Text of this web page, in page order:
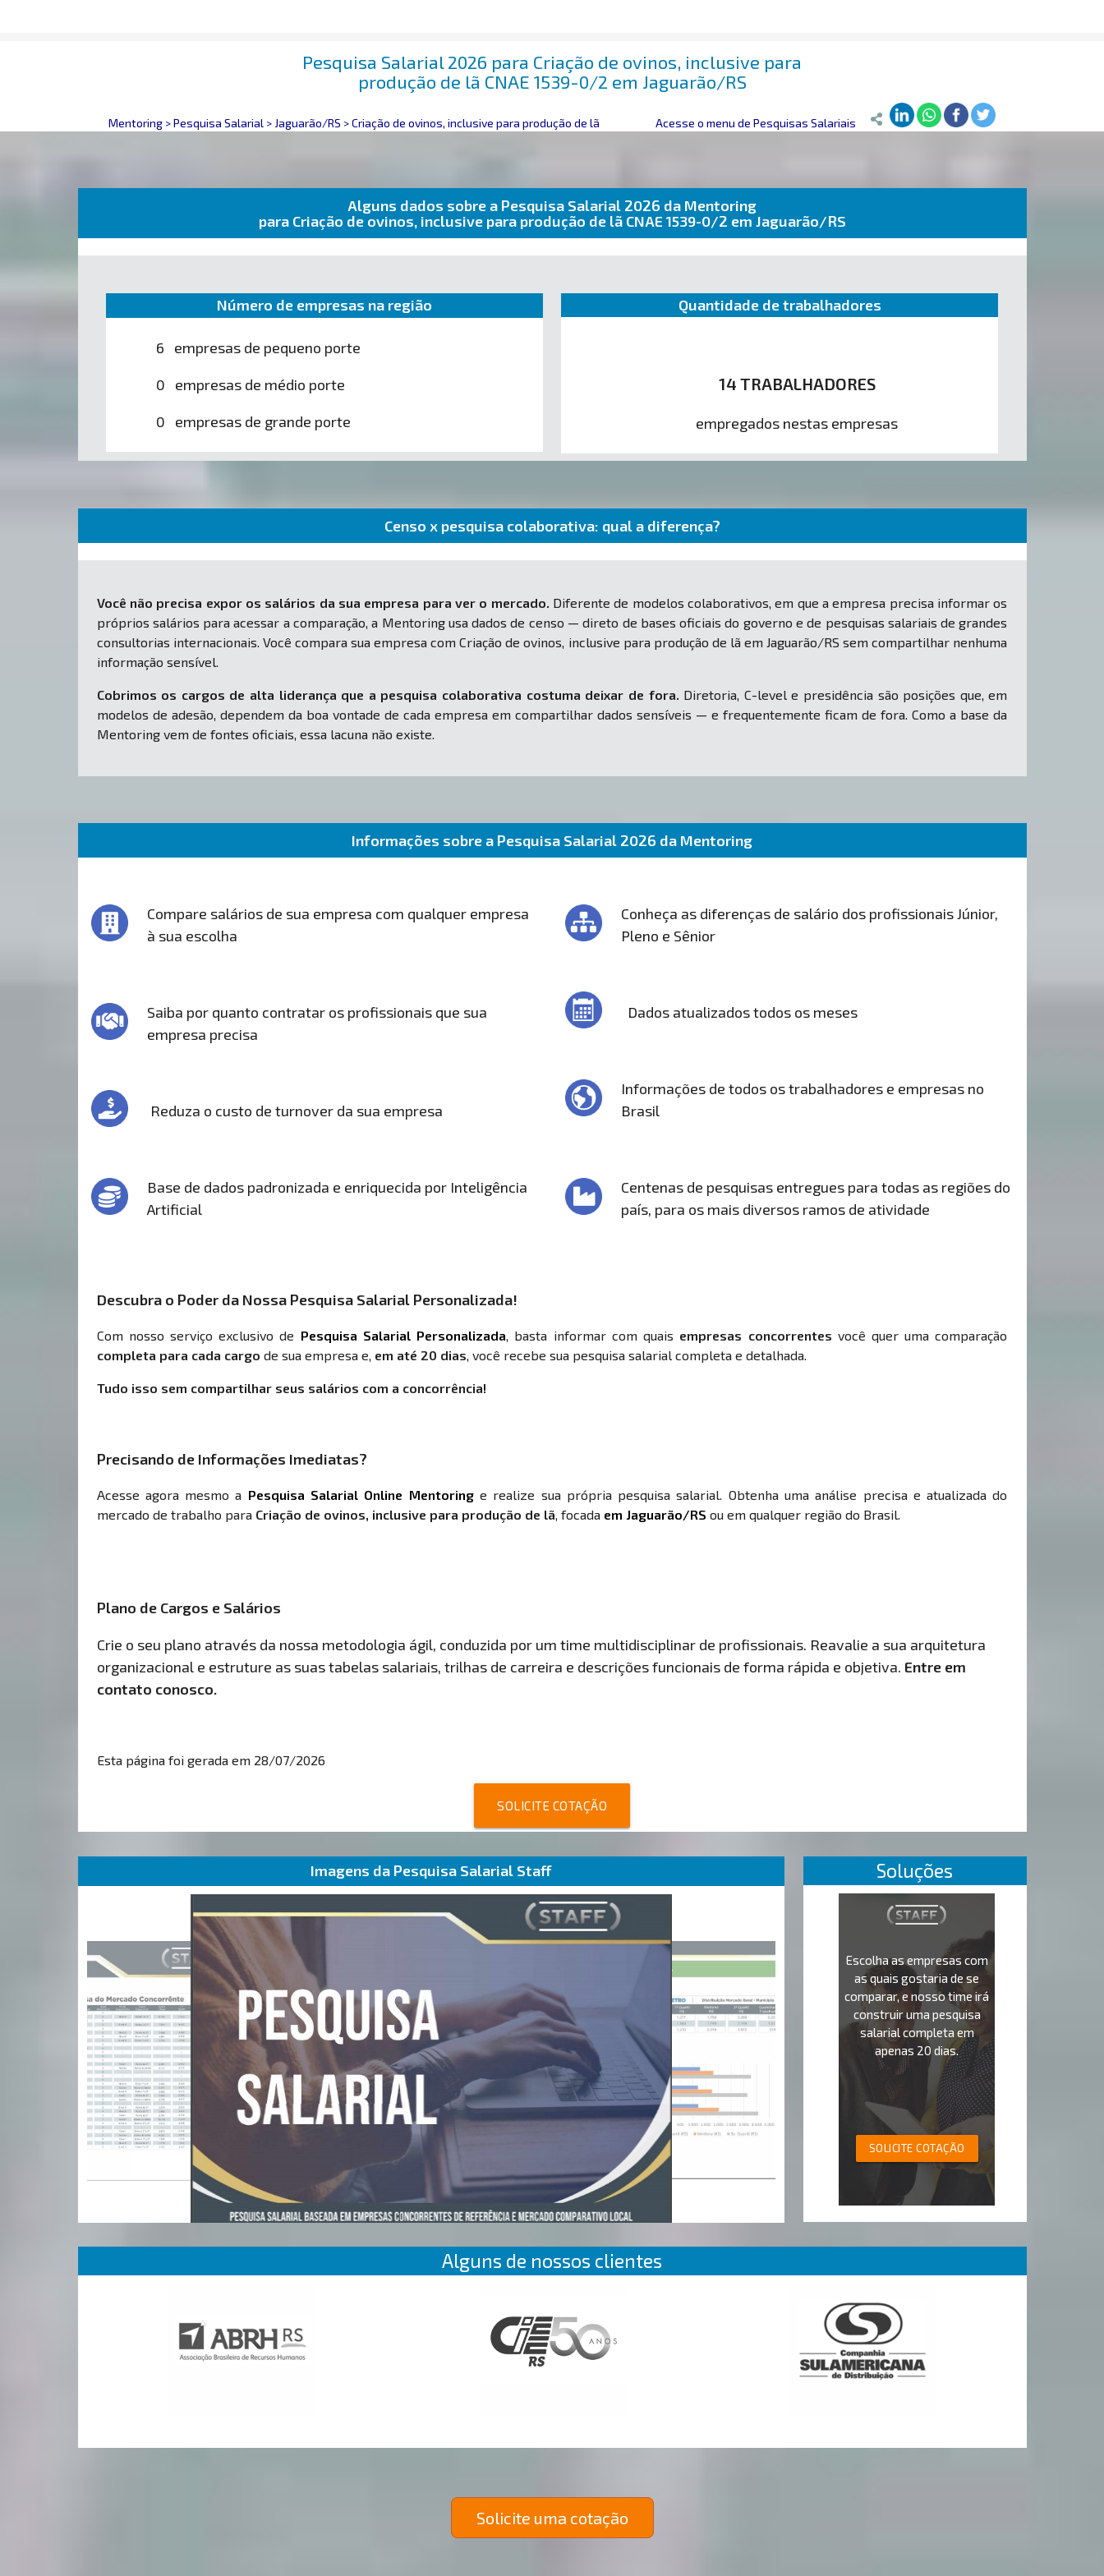
Pesquisa Salarial 2026 para Criação de ovinos, inclusive para
produção de lã CNAE 1539-0/2 em Jaguarão/RS
Mentoring >Pesquisa Salarial > Jaguarão/RS >Criação de ovinos, inclusive para produção de lã Acesse o menu de Pesquisas Salariais
Alguns dados sobre a Pesquisa Salarial 2026 da Mentoring
para Criação de ovinos, inclusive para produção de lã CNAE 1539-0/2 em Jaguarão/RS
Número de empresas na região
6 empresas de pequeno porte
0 empresas de médio porte
0 empresas de grande porte
Quantidade de trabalhadores
14 TRABALHADORES
empregados nestas empresas
Censo x pesquisa colaborativa: qual a diferença?
Você não precisa expor os salários da sua empresa para ver o mercado. Diferente de modelos colaborativos, em que a empresa precisa informar os
próprios salários para acessar a comparação, a Mentoring usa dados de censo — direto de bases oficiais do governo e de pesquisas salariais de grandes
consultorias internacionais. Você compara sua empresa com Criação de ovinos, inclusive para produção de lã em Jaguarão/RS sem compartilhar nenhuma
informação sensível.
Cobrimos os cargos de alta liderança que a pesquisa colaborativa costuma deixar de fora. Diretoria, C-level e presidência são posições que, em
modelos de adesão, dependem da boa vontade de cada empresa em compartilhar dados sensíveis — e frequentemente ficam de fora. Como a base da
Mentoring vem de fontes oficiais, essa lacuna não existe.
Informações sobre a Pesquisa Salarial 2026 da Mentoring
Compare salários de sua empresa com qualquer empresa
à sua escolha
Saiba por quanto contratar os profissionais que sua
empresa precisa
Reduza o custo de turnover da sua empresa
Base de dados padronizada e enriquecida por Inteligência
Artificial
Conheça as diferenças de salário dos profissionais Júnior,
Pleno e Sênior
Dados atualizados todos os meses
Informações de todos os trabalhadores e empresas no
Brasil
Centenas de pesquisas entregues para todas as regiões do
país, para os mais diversos ramos de atividade
Descubra o Poder da Nossa Pesquisa Salarial Personalizada!
Com nosso serviço exclusivo de Pesquisa Salarial Personalizada , basta informar com quais empresas concorrentes você quer uma comparação
completa para cada cargo de sua empresa e, em até 20 dias , você recebe sua pesquisa salarial completa e detalhada.
Tudo isso sem compartilhar seus salários com a concorrência!
Precisando de Informações Imediatas?
Acesse agora mesmo a Pesquisa Salarial Online Mentoringe realize sua própria pesquisa salarial. Obtenha uma análise precisa e atualizada do
mercado de trabalho para Criação de ovinos, inclusive para produção de lã , focada em Jaguarão/RS ou em qualquer região do Brasil.
Plano de Cargos e Salários
Crie o seu plano através da nossa metodologia ágil, conduzida por um time multidisciplinar de profissionais. Reavalie a sua arquitetura
organizacional e estruture as suas tabelas salariais, trilhas de carreira e descrições funcionais de forma rápida e objetiva. Entre em
contato conosco.
Esta página foi gerada em 28/07/2026
SOLICITE COTAÇÃO
Imagens da Pesquisa Salarial Staff Soluções
Escolha as empresas com
as quais gostaria de se
comparar, e nosso time irá
construir uma pesquisa
salarial completa em
apenas 20 dias.
SOLICITE COTAÇÃO
Alguns de nossos clientes
Solicite uma cotação